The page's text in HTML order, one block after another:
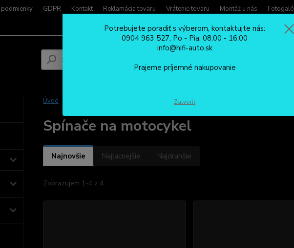
GDPR Kontakt Reklamácia tovaru Vrátenie tovaru Montáž u nás
Po -
Úvod Auto príslušenstvo
Spínače na motocykel
Najnovšie Najlacnejšie Najdrahšie
Zobrazujem 1-4 z 4
Potrebujete poradiť s výberom, kontaktujte nás:
0904 963 527, Po - Pia: 08:00 - 16:00
info@hifi-auto.sk
Prajeme príjemné nakupovanie
Zatvoriť